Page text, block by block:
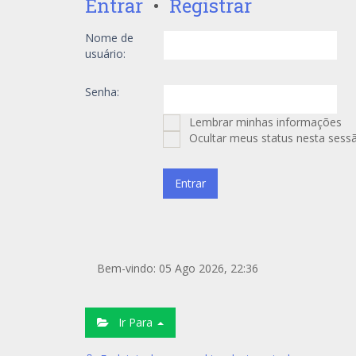
Entrar • Registrar
Nome de
usuário:
Senha:
Lembrar minhas informações
Ocultar meus status nesta
Bem-vindo: 05 Ago 2026, 22:36
Ir Para